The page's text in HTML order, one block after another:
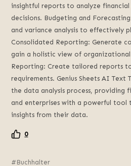
insightful reports to analyze
decisions. Budgeting and Forecasting
and variance analysis to effectively
Consolidated Reporting: Generate
gain a holistic view of
Reporting: Create tailored reports to
requirements. Genius Sheets AI Text
the data analysis process, providing
and enterprises with a powerful tool
insights from their data.
0
Buchhalter